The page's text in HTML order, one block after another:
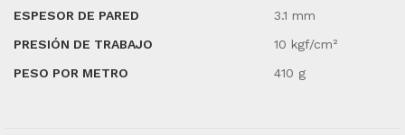
ESPESOR DE PARED
3.1 mm
PRESIÓN DE TRABAJO
10 kgf/cm²
PESO POR METRO
410 g